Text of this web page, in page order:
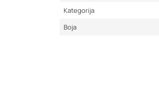
Kategorija
Boja